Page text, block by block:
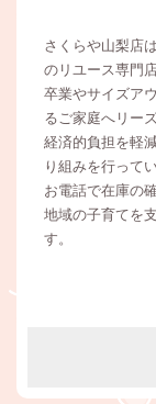
さくらや山梨店
のリユース専門店
卒業やサイズア
るご家庭へリー
経済的負担を軽
り組みを行って
お電話で在庫の
地域の子育てを
す。